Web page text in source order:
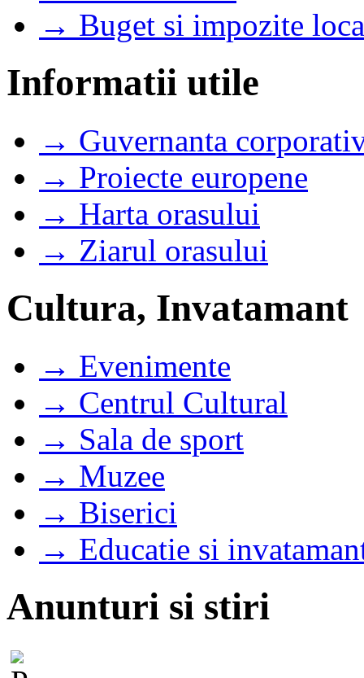
→ Buget si impozite
Informatii utile
→ Guvernanta
→ Proiecte europene
→ Harta orasului
→ Ziarul orasului
Cultura, Invatamant
→ Evenimente
→ Centrul Cultural
→ Sala de sport
→ Muzee
→ Biserici
→ Educatie si
Anunturi si stiri